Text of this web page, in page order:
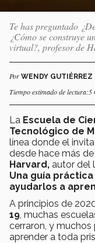
Te has preguntado
¿Cómo se construye
virtual?, profesor de
Por WENDY GUTIÉRREZ
Tiempo estimado de lectura:5
La Escuela de
Tecnológico de
línea donde el
desde hace más de
Harvard, autor del
Una guía
ayudarlos a
A principios de
19 , muchas
cerraron, y
aprender a toda